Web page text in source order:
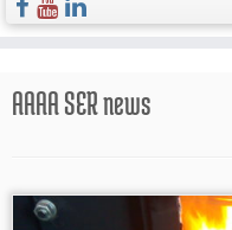
AAAASER news